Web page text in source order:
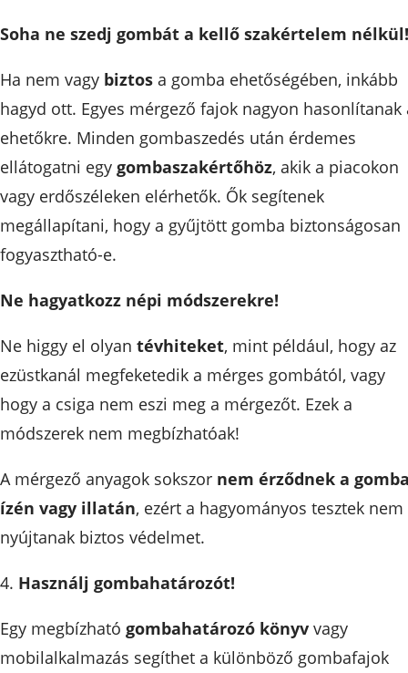
Soha ne szedj gombát a kellő szakértelem nélkül!
Ha nem vagy biztos a gomba ehetőségében, inkább
hagyd ott. Egyes mérgező fajok nagyon hasonlítanak
ehetőkre. Minden gombaszedés után érdemes
ellátogatni egy gombaszakértőhöz, akik a piacokon
vagy erdőszéleken elérhetők. Ők segítenek
megállapítani, hogy a gyűjtött gomba biztonságosan
fogyasztható-e.
Ne hagyatkozz népi módszerekre!
Ne higgy el olyan tévhiteket, mint például, hogy az
ezüstkanál megfeketedik a mérges gombától, vagy
hogy a csiga nem eszi meg a mérgezőt. Ezek a
módszerek nem megbízhatóak!
A mérgező anyagok sokszor nem érződnek a
ízén vagy illatán, ezért a hagyományos tesztek nem
nyújtanak biztos védelmet.
4. Használj gombahatározót!
Egy megbízható gombahatározó könyv vagy
mobilalkalmazás segíthet a különböző gombafajok